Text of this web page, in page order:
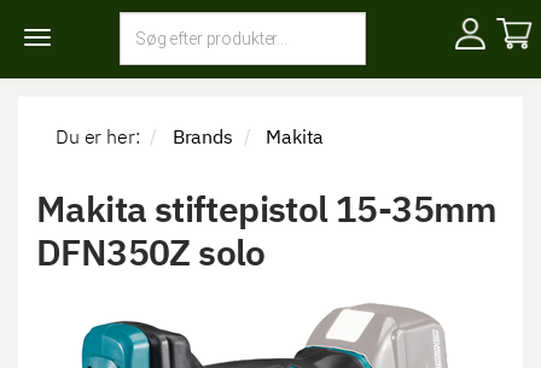
Toggle
navigation
Du er her: Brands Makita
Makita stiftepistol 15-35mm
DFN350Z solo